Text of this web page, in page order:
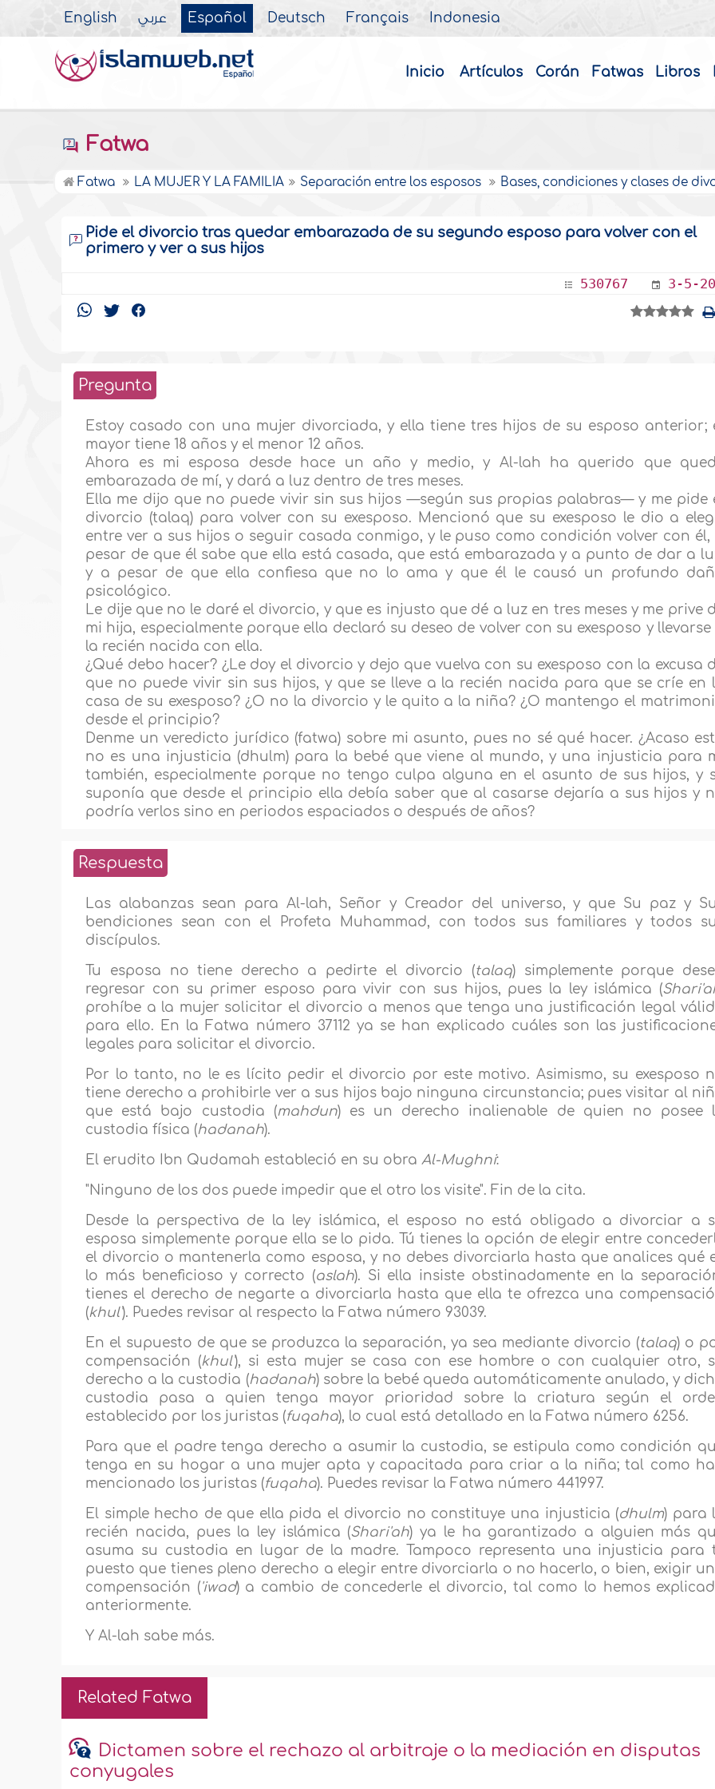
English عربي Español Deutsch Français Indonesia
Inicio Artículos Corán Fatwas Libros
Fatwa
Fatwa LA MUJER Y LA FAMILIA Separación entre los esposos Bases, condiciones y clases de
Pide el divorcio tras quedar embarazada de su segundo esposo para volver con el
primero y ver a sus hijos
530767 3-5-
Pregunta
Estoy casado con una mujer divorciada, y ella tiene tres hijos de su esposo anterior;
mayor tiene 18 años y el menor 12 años.
Ahora es mi esposa desde hace un año y medio, y Al-lah ha querido que
embarazada de mí, y dará a luz dentro de tres meses.
Ella me dijo que no puede vivir sin sus hijos —según sus propias palabras— y me pide
divorcio (talaq) para volver con su exesposo. Mencionó que su exesposo le dio a
entre ver a sus hijos o seguir casada conmigo, y le puso como condición volver con él,
pesar de que él sabe que ella está casada, que está embarazada y a punto de dar a
y a pesar de que ella confiesa que no lo ama y que él le causó un profundo
psicológico.
Le dije que no le daré el divorcio, y que es injusto que dé a luz en tres meses y me prive
mi hija, especialmente porque ella declaró su deseo de volver con su exesposo y llevarse
la recién nacida con ella.
¿Qué debo hacer? ¿Le doy el divorcio y dejo que vuelva con su exesposo con la excusa
que no puede vivir sin sus hijos, y que se lleve a la recién nacida para que se críe en
casa de su exesposo? ¿O no la divorcio y le quito a la niña? ¿O mantengo el
desde el principio?
Denme un veredicto jurídico (fatwa) sobre mi asunto, pues no sé qué hacer. ¿Acaso
no es una injusticia (dhulm) para la bebé que viene al mundo, y una injusticia para
también, especialmente porque no tengo culpa alguna en el asunto de sus hijos, y
suponía que desde el principio ella debía saber que al casarse dejaría a sus hijos y
podría verlos sino en periodos espaciados o después de años?
Respuesta
Las alabanzas sean para Al-lah, Señor y Creador del universo, y que Su paz y
bendiciones sean con el Profeta Muhammad, con todos sus familiares y todos
discípulos.
Tu esposa no tiene derecho a pedirte el divorcio (talaq) simplemente porque
regresar con su primer esposo para vivir con sus hijos, pues la ley islámica (
prohíbe a la mujer solicitar el divorcio a menos que tenga una justificación legal
para ello. En la Fatwa número 37112 ya se han explicado cuáles son las
legales para solicitar el divorcio.
Por lo tanto, no le es lícito pedir el divorcio por este motivo. Asimismo, su exesposo
tiene derecho a prohibirle ver a sus hijos bajo ninguna circunstancia; pues visitar al
que está bajo custodia (mahdun) es un derecho inalienable de quien no posee
custodia física (hadanah).
El erudito Ibn Qudamah estableció en su obraAl-Mughni:
"Ninguno de los dos puede impedir que el otro los visite". Fin de la cita.
Desde la perspectiva de la ley islámica, el esposo no está obligado a divorciar a
esposa simplemente porque ella se lo pida. Tú tienes la opción de elegir entre
el divorcio o mantenerla como esposa, y no debes divorciarla hasta que analices qué
lo más beneficioso y correcto (aslah). Si ella insiste obstinadamente en la
tienes el derecho de negarte a divorciarla hasta que ella te ofrezca una
(khul'). Puedes revisar al respecto la Fatwa número 93039.
En el supuesto de que se produzca la separación, ya sea mediante divorcio (talaq) o
compensación (khul'), si esta mujer se casa con ese hombre o con cualquier otro,
derecho a la custodia (hadanah) sobre la bebé queda automáticamente anulado, y
custodia pasa a quien tenga mayor prioridad sobre la criatura según el
establecido por los juristas (fuqaha), lo cual está detallado en la Fatwa número 6256.
Para que el padre tenga derecho a asumir la custodia, se estipula como condición
tenga en su hogar a una mujer apta y capacitada para criar a la niña; tal como
mencionado los juristas (fuqaha). Puedes revisar la Fatwa número 441997.
El simple hecho de que ella pida el divorcio no constituye una injusticia (dhulm) para
recién nacida, pues la ley islámica (Shari'ah) ya le ha garantizado a alguien más
asuma su custodia en lugar de la madre. Tampoco representa una injusticia para
puesto que tienes pleno derecho a elegir entre divorciarla o no hacerlo, o bien, exigir
compensación ('iwad) a cambio de concederle el divorcio, tal como lo hemos
anteriormente.
Y Al-lah sabe más.
Related Fatwa
Dictamen sobre el rechazo al arbitraje o la mediación en disputas
conyugales